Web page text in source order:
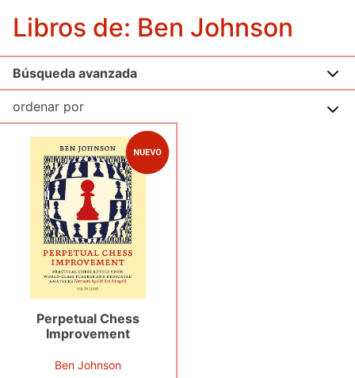
Libros de: Ben Johnson
Búsqueda avanzada
Perpetual Chess
Improvement
Ben Johnson